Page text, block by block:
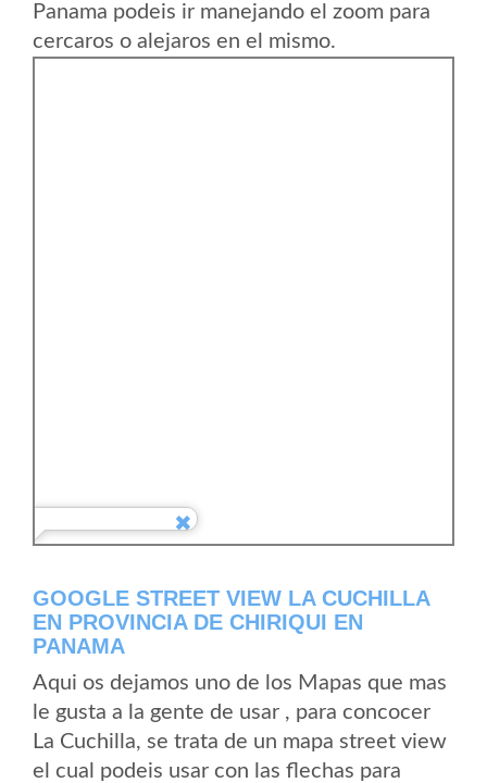
Panama podeis ir manejando el zoom para
cercaros o alejaros en el mismo.
GOOGLE STREET VIEW LA CUCHILLA
EN PROVINCIA DE CHIRIQUI EN
PANAMA
Aqui os dejamos uno de los Mapas que mas
le gusta a la gente de usar , para concocer
La Cuchilla, se trata de un mapa street view
el cual podeis usar con las flechas para